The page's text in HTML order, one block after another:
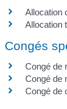
Allocation
Allocation
Congés
Congé de
Congé de
Congé de